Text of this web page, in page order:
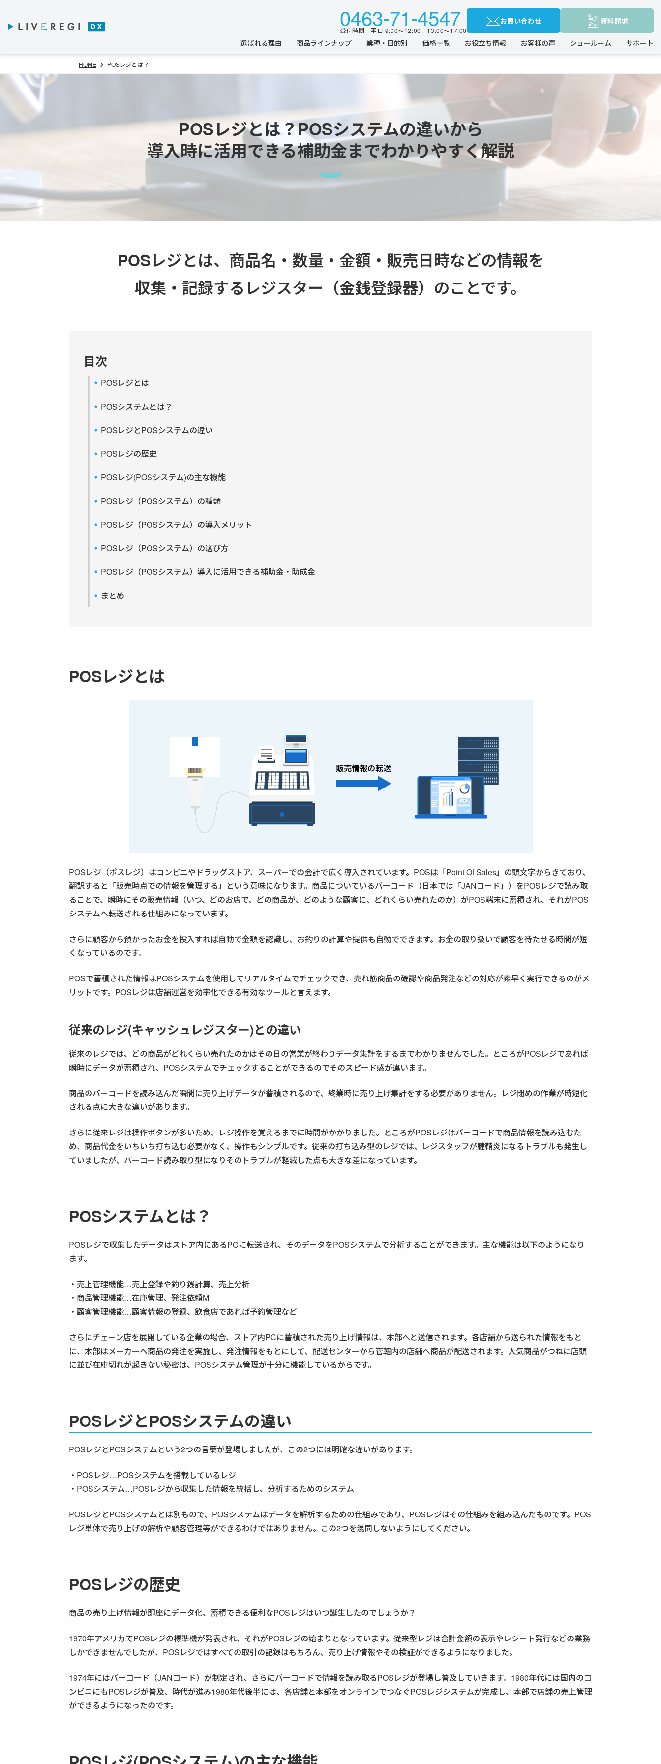
選ばれる理由 商品ラインナップ 業種・目的別 価格一覧 お役立ち情報 お客様の声 ショールーム サポート
0463-71-4547
受付時間 平日 9:00〜12:00 13:00〜17:00
お問い合わせ 資料請求
HOME POSレジとは？
POSレジとは？POSシステムの違いから
導入時に活用できる補助金までわかりやすく解説
POSレジとは、商品名・数量・金額・販売日時などの情報を
収集・記録するレジスター（金銭登録器）のことです。
目次
POSレジとは
POSシステムとは？
POSレジとPOSシステムの違い
POSレジの歴史
POSレジ(POSシステム)の主な機能
POSレジ（POSシステム）の種類
POSレジ（POSシステム）の導入メリット
POSレジ（POSシステム）の選び方
POSレジ（POSシステム）導入に活用できる補助金・助成金
まとめ
POSレジとは
POSレジ（ポスレジ）はコンビニやドラッグストア、スーパーでの会計で広く導入されています。POSは「Point Of Sales」の頭文字からきており、
翻訳すると「販売時点での情報を管理する」という意味になります。商品についているバーコード（日本では「JANコード」）をPOSレジで読み取
ることで、瞬時にその販売情報（いつ、どのお店で、どの商品が、どのような顧客に、どれくらい売れたのか）がPOS端末に蓄積され、それがPOS
システムへ転送される仕組みになっています。
さらに顧客から預かったお金を投入すれば自動で金額を認識し、お釣りの計算や提供も自動でできます。お金の取り扱いで顧客を待たせる時間が短
くなっているのです。
POSで蓄積された情報はPOSシステムを使用してリアルタイムでチェックでき、売れ筋商品の確認や商品発注などの対応が素早く実行できるのがメ
リットです。POSレジは店舗運営を効率化できる有効なツールと言えます。
従来のレジ(キャッシュレジスター)との違い
従来のレジでは、どの商品がどれくらい売れたのかはその日の営業が終わりデータ集計をするまでわかりませんでした。ところがPOSレジであれば
瞬時にデータが蓄積され、POSシステムでチェックすることができるのでそのスピード感が違います。
商品のバーコードを読み込んだ瞬間に売り上げデータが蓄積されるので、終業時に売り上げ集計をする必要がありません。レジ閉めの作業が時短化
される点に大きな違いがあります。
さらに従来レジは操作ボタンが多いため、レジ操作を覚えるまでに時間がかかりました。ところがPOSレジはバーコードで商品情報を読み込むた
め、商品代金をいちいち打ち込む必要がなく、操作もシンプルです。従来の打ち込み型のレジでは、レジスタッフが腱鞘炎になるトラブルも発生し
ていましたが、バーコード読み取り型になりそのトラブルが軽減した点も大きな差になっています。
POSシステムとは？
POSレジで収集したデータはストア内にあるPCに転送され、そのデータをPOSシステムで分析することができます。主な機能は以下のようになり
ます。
・売上管理機能…売上登録や釣り銭計算、売上分析
・商品管理機能…在庫管理、発注依頼M
・顧客管理機能…顧客情報の登録、飲食店であれば予約管理など
さらにチェーン店を展開している企業の場合、ストア内PCに蓄積された売り上げ情報は、本部へと送信されます。各店舗から送られた情報をもと
に、本部はメーカーへ商品の発注を実施し、発注情報をもとにして、配送センターから管轄内の店舗へ商品が配送されます。人気商品がつねに店頭
に並び在庫切れが起きない秘密は、POSシステム管理が十分に機能しているからです。
POSレジとPOSシステムの違い
POSレジとPOSシステムという2つの言葉が登場しましたが、この2つには明確な違いがあります。
・POSレジ…POSシステムを搭載しているレジ
・POSシステム…POSレジから収集した情報を統括し、分析するためのシステム
POSレジとPOSシステムとは別もので、POSシステムはデータを解析するための仕組みであり、POSレジはその仕組みを組み込んだものです。POS
レジ単体で売り上げの解析や顧客管理等ができるわけではありません。この2つを混同しないようにしてください。
POSレジの歴史
商品の売り上げ情報が即座にデータ化、蓄積できる便利なPOSレジはいつ誕生したのでしょうか？
1970年アメリカでPOSレジの標準機が発表され、それがPOSレジの始まりとなっています。従来型レジは合計金額の表示やレシート発行などの業務
しかできませんでしたが、POSレジではすべての取引の記録はもちろん、売り上げ情報やその検証ができるようになりました。
1974年にはバーコード（JANコード）が制定され、さらにバーコードで情報を読み取るPOSレジが登場し普及していきます。1980年代には国内のコ
ンビニにもPOSレジが普及、時代が進み1980年代後半には、各店舗と本部をオンラインでつなぐPOSレジシステムが完成し、本部で店舗の売上管理
ができるようになったのです。